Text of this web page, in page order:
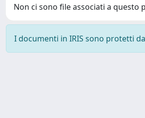
Non ci sono file associati a questo
I documenti in IRIS sono protetti